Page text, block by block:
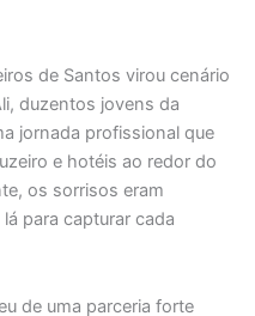
de Santos virou cenário
duzentos jovens da
jornada profissional que
e hotéis ao redor do
os sorrisos eram
para capturar cada
de uma parceria forte